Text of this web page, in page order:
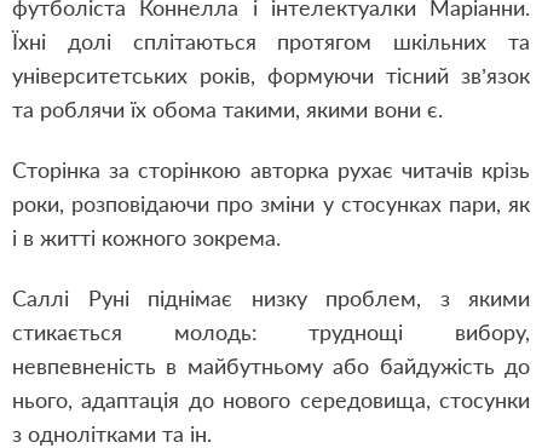
футболіста Коннелла і інтелектуалки Маріанни.
Їхні долі сплітаються протягом шкільних та
університетських років, формуючи тісний зв’язок
та роблячи їх обома такими, якими вони є.
Сторінка за сторінкою авторка рухає читачів крізь
роки, розповідаючи про зміни у стосунках пари, як
і в житті кожного зокрема.
Саллі Руні піднімає низку проблем, з якими
стикається молодь: труднощі вибору,
невпевненість в майбутньому або байдужість до
нього, адаптація до нового середовища, стосунки
з однолітками та ін.